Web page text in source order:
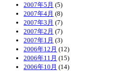
2007年5月 (5)
2007年4月 (8)
2007年3月 (7)
2007年2月 (7)
2007年1月 (3)
2006年12月 (12)
2006年11月 (15)
2006年10月 (14)